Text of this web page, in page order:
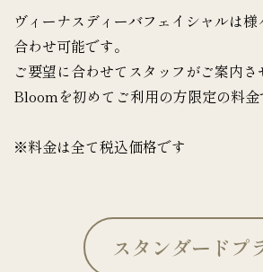
ヴィーナスディーバフェイシャルは
合わせ可能です。
ご要望に合わせてスタッフがご案内さ
Bloomを初めてご利用の方限定の料金
※料金は全て税込価格です
スタンダードプ